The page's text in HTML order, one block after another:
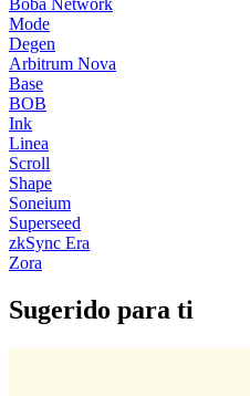
Mode
Degen
Arbitrum Nova
Base
BOB
Ink
Linea
Scroll
Shape
Soneium
Superseed
zkSync Era
Zora
Sugerido para ti